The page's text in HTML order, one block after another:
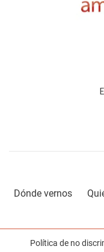
Dónde vernos
Política de no